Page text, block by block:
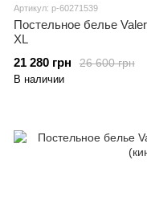
Артикул: p-60271539
Постельное белье
ХL
26 600 грн
21 280 грн
В наличии